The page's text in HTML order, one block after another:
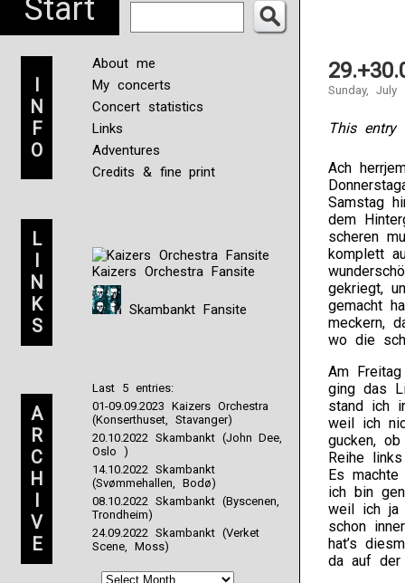
Start
I
N
F
O
About me
My concerts
Concert statistics
Links
Adventures
Credits & fine print
L
I
N
K
S
Kaizers Orchestra Fansite
Skambankt Fansite
A
R
C
H
I
V
E
Last 5 entries:
01-09.09.2023 Kaizers Orchestra
(Konserthuset, Stavanger)
20.10.2022 Skambankt (John Dee,
Oslo )
14.10.2022 Skambankt
(Svømmehallen, Bodø)
08.10.2022 Skambankt (Byscenen,
Trondheim)
24.09.2022 Skambankt (Verket
Scene, Moss)
Sunday, July
This entry
Ach
Samstag
dem
scheren
komplett
gekriegt,
gemacht
meckern,
wo die
Am
ging das
stand ich
weil ich
gucken,
Reihe
Es
ich bin
weil ich ja
schon
hat’s
da auf der